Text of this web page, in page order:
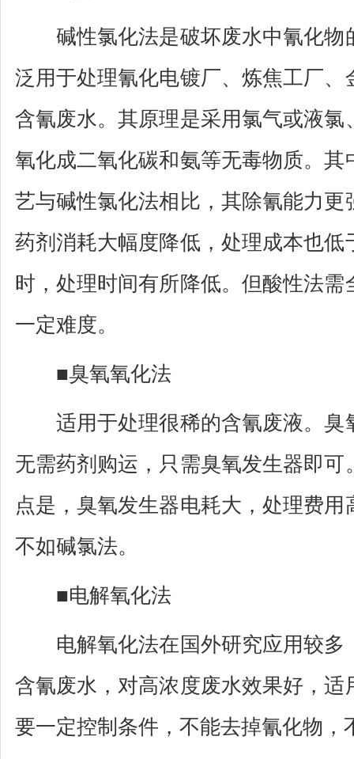
碱性氯化法是破坏废水中氰化物
泛用于处理氰化电镀厂、炼焦工厂、
含氰废水。其原理是采用氯气或液氯
氧化成二氧化碳和氨等无毒物质。其
艺与碱性氯化法相比，其除氰能力更
药剂消耗大幅度降低，处理成本也低
时，处理时间有所降低。但酸性法需
一定难度。
■臭氧氧化法
适用于处理很稀的含氰废液。臭
无需药剂购运，只需臭氧发生器即可
点是，臭氧发生器电耗大，处理费
不如碱氯法。
■电解氧化法
电解氧化法在国外研究应用较多
含氰废水，对高浓度废水效果好，适
要一定控制条件，不能去掉氰化物，